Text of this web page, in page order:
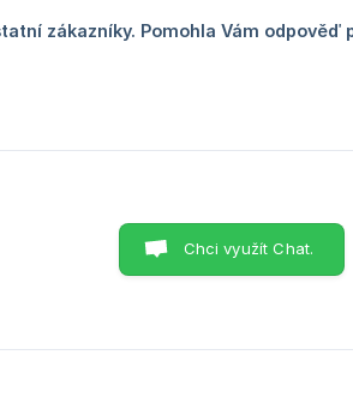
zákazníky. Pomohla Vám odpověď
Chci využít Chat.